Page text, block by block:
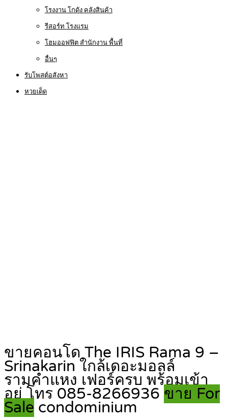
โรงงาน โกดัง คลังสินค้า
รีสอร์ท โรงแรม
โฮมออฟฟิต สำนักงาน พื้นที่
อื่นๆ
รับโพสต์อสังหา
หวยเด็ด
ขายคอนโด The IRIS Rama 9 –
Srinakarin ใกล้เดอะมอลล์
รามคำแหง เฟอร์ครบ พร้อมเข้า
อยู่ โทร 085-8266936 ขาย For
Sale condominium